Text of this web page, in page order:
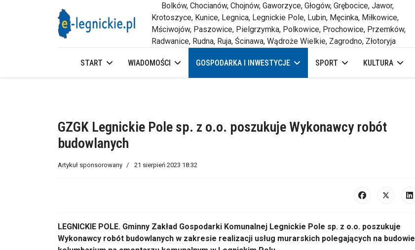
Bolków, Chocianów, Chojnów, Gaworzyce, Głogów, Grębocice, Jawor,
Krotoszyce, Kunice, Legnica, Legnickie Pole, Lubin, Męcinka, Miłkowice,
Mściwojów, Paszowice, Pielgrzymka, Polkowice, Prochowice, Przemków,
Radwanice, Rudna, Ruja, Ścinawa, Wądroże Wielkie, Zagrodno, Złotoryja
START WIADOMOŚCI GOSPODARKA I INWESTYCJE SPORT KULTURA
GZGK Legnickie Pole sp. z o.o. poszukuje Wykonawcy robót
budowlanych
Artykuł sponsorowany 21 sierpień 2023 18:32
LEGNICKIE POLE. Gminny Zakład Gospodarki Komunalnej Legnickie Pole sp. z o.o. poszukuje
Wykonawcy robót budowlanych w zakresie realizacji usług murarskich polegających na budowie